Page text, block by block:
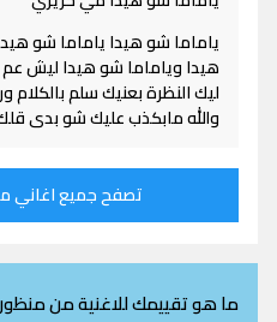
ياماما شو هيدا ياماما شو
هيدا وياماما شو هيدا ليش
ليك النظرة بعنيك سلم بالكلام
والله مابكذب عليك شو بدى
تصفح جميع اغاني مي
ما هو تقييمك للاغنية من